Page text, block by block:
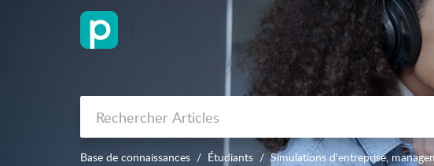
Base de connaissances Étudiants Simulations d'entreprise,